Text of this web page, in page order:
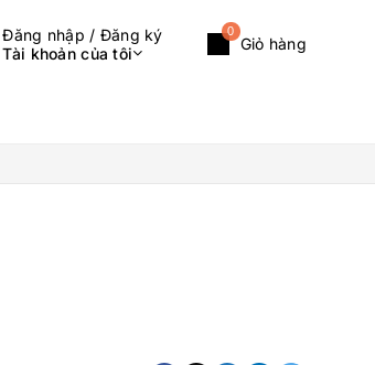
Đăng nhập / Đăng ký
Tài khoản của tôi
Giỏ hàng
0